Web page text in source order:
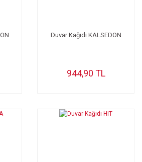
Duvar Kağıdı KALSEDON
944,90 TL